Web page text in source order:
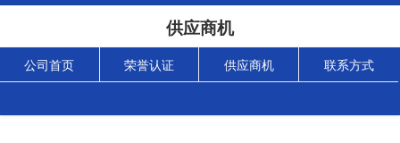
供应商机
公司首页 荣誉认证 供应商机 联系方式